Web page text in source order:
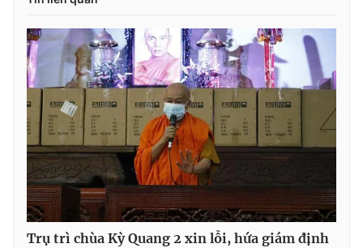
Trụ trì chùa Kỳ Quang 2 xin lỗi, hứa giám định